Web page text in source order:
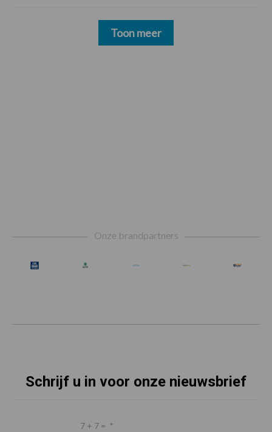
Toon meer
Onze brandpartners
Schrijf u in voor onze nieuwsbrief
7 + 7 = *